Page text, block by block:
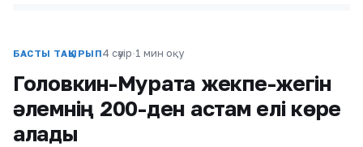
БАСТЫ ТАҚЫРЫП4 сәуір·1 мин оқу
Головкин-Мурата жекпе-жегін
әлемнің 200-ден астам елі көре
алады